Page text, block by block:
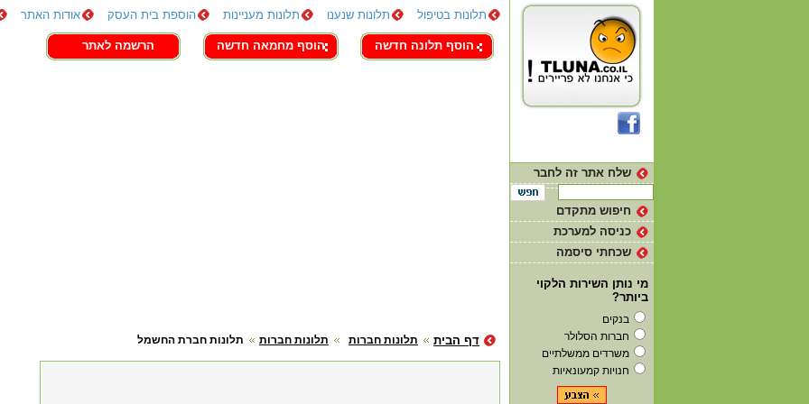
תלונות בטיפול תלונות שנענו תלונות מעניינות הוספת בית העסק אודות האתר
צור קשר
הוסף תלונה חדשה הוסף מחמאה חדשה הרשמה לאתר
תלונות חברת החשמל תלונות חברות תלונות חברות דף הבית
שלח אתר זה לחבר
חיפוש מתקדם
כניסה למערכת
שכחתי סיסמה
מי נותן השירות הלקוי
ביותר?
בנקים
חברות הסלולר
משרדים ממשלתיים
חנויות קמעונאיות